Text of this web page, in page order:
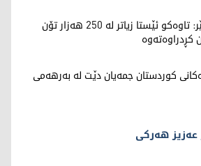
ژووری بازرگانیی هەولێر: تاوەکو ئێستا زیاتر لە 250 هەزار تۆن
کڕدراوەتەوە
کوردستان جمەیان دێت لە بەرهەمی
هەرکی